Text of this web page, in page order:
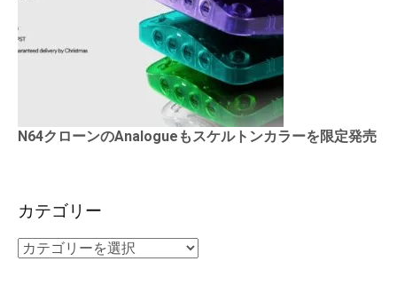
N64クローンのAnalogueもスケルトンカラーを限定発売
カテゴリー